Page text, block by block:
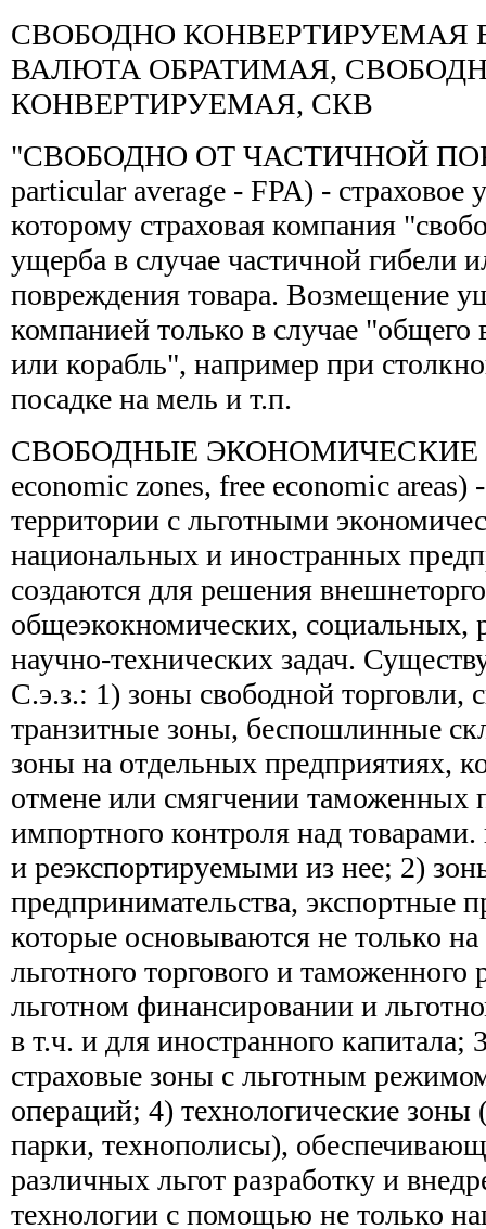
СВОБОДНО КОНВЕРТИРУЕМАЯ
ВАЛЮТА ОБРАТИМАЯ,
КОНВЕРТИРУЕМАЯ, СКВ
"СВОБОДНО ОТ ЧАСТИЧНОЙ
particular average - FPA) - страховое
которому страховая компания
ущерба в случае частичной гибели
повреждения товара. Возмещение
компанией только в случае "общего
или корабль", например при
посадке на мель и т.п.
СВОБОДНЫЕ ЭКОНОМИЧЕСКИЕ
economic zones, free economic areas)
территории с льготными
национальных и иностранных
создаются для решения
общеэкокномических, социальных,
научно-технических задач.
С.э.з.: 1) зоны свободной торговли,
транзитные зоны, беспошлинные
зоны на отдельных предприятиях,
отмене или смягчении таможенных
импортного контроля над
и реэкспортируемыми из нее; 2)
предпринимательства,
которые основываются не только
льготного торгового и
льготном финансировании и
в т.ч. и для иностранного капитала;
страховые зоны с льготным
операций; 4) технологические зоны
парки, технополисы),
различных льгот разработку и
технологии с помощью не только